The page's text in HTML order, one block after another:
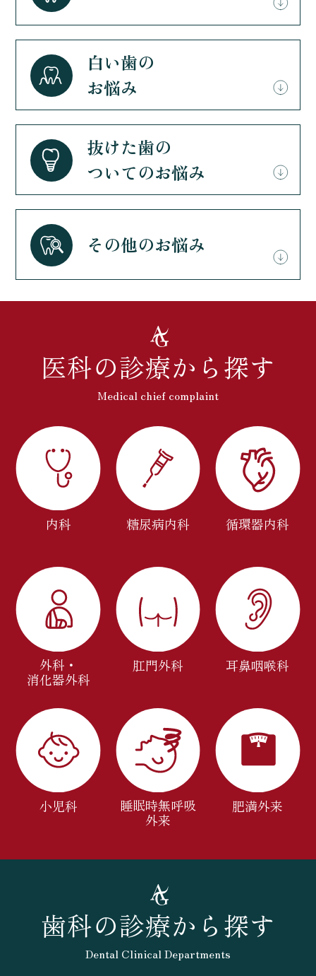
白い歯の
お悩み
抜けた歯の
ついてのお悩み
その他のお悩み
医科の診療から探す
Medical chief complaint
内科 糖尿病内科 循環器内科
外科・
消化器外科
肛門外科 耳鼻咽喉科
小児科
睡眠時無呼吸
外来
肥満外来
歯科の診療から探す
Dental Clinical Departments